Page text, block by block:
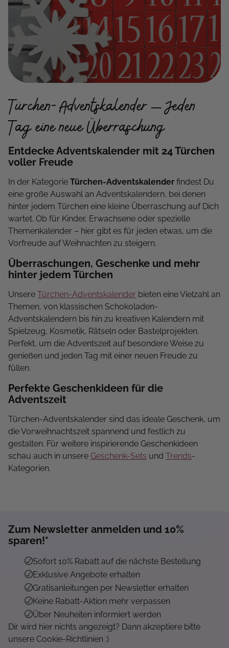
Türchen-Adventskalender – Jeden
Tag eine neue Überraschung
Entdecke Adventskalender mit 24 Türchen
voller Freude
In der Kategorie Türchen-Adventskalender findest Du
eine große Auswahl an Adventskalendern, bei denen
hinter jedem Türchen eine kleine Überraschung auf Dich
wartet. Ob für Kinder, Erwachsene oder spezielle
Themenkalender – hier gibt es für jeden etwas, um die
Vorfreude auf Weihnachten zu steigern.
Überraschungen, Geschenke und mehr
hinter jedem Türchen
Unsere Türchen-Adventskalender bieten eine Vielzahl an
Themen, von klassischen Schokoladen-
Adventskalendern bis hin zu kreativen Kalendern mit
Spielzeug, Kosmetik, Rätseln oder Bastelprojekten.
Perfekt, um die Adventszeit auf besondere Weise zu
genießen und jeden Tag mit einer neuen Freude zu
füllen.
Perfekte Geschenkideen für die
Adventszeit
Türchen-Adventskalender sind das ideale Geschenk, um
die Vorweihnachtszeit spannend und festlich zu
gestalten. Für weitere inspirierende Geschenkideen
schau auch in unsere Geschenk-Sets und Trends-
Kategorien.
Zum Newsletter anmelden und 10%
sparen!*
Sofort 10% Rabatt auf die nächste Bestellung
Exklusive Angebote erhalten
Gratisanleitungen per Newsletter erhalten
Keine Rabatt-Aktion mehr verpassen
Über Neuheiten informiert werden
Dir wird hier nichts angezeigt? Dann akzeptiere bitte
unsere Cookie-Richtlinien :)